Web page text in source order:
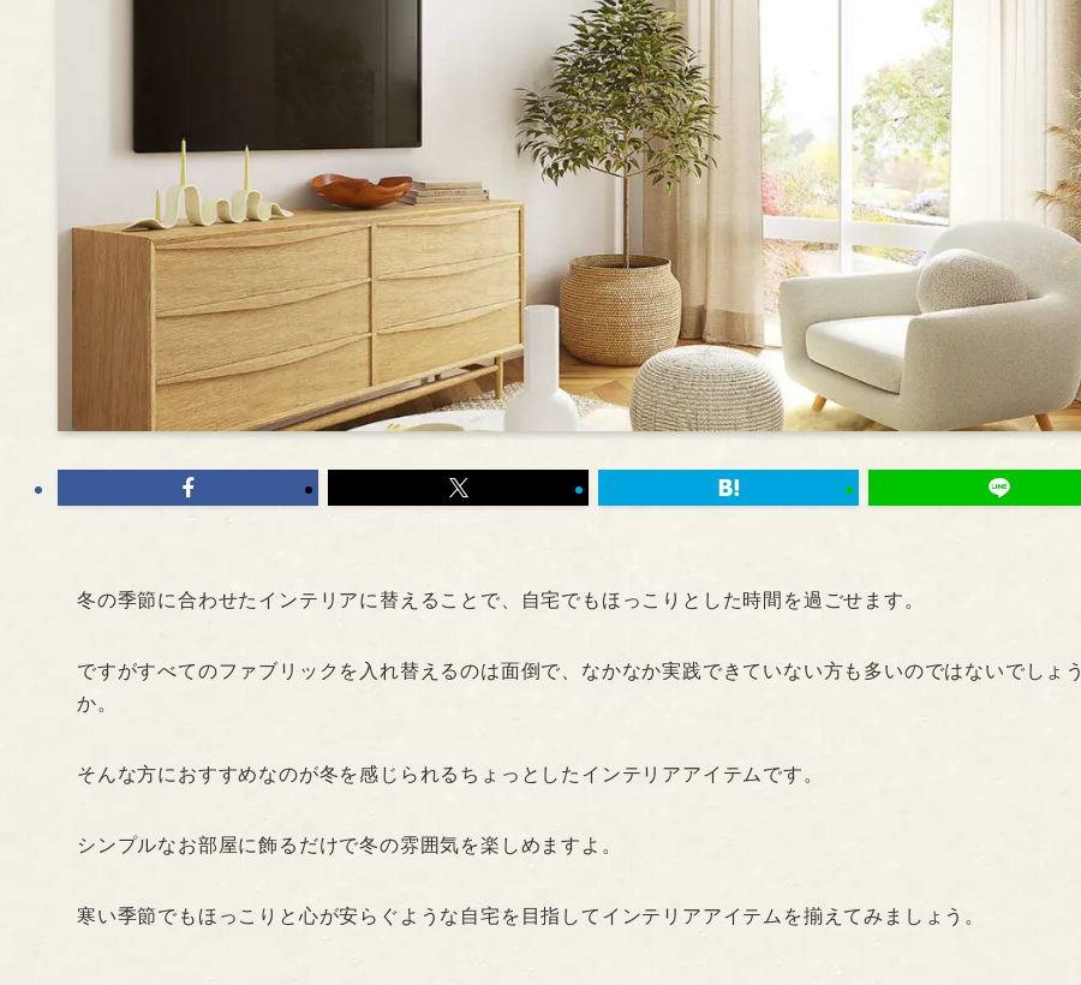
冬の季節に合わせたインテリアに替えることで、自宅でもほっこりとした時間を過ごせます。
ですがすべてのファブリックを入れ替えるのは面倒で、なかなか実践できていない方も多いのではないでしょう
か。
そんな方におすすめなのが冬を感じられるちょっとしたインテリアアイテムです。
シンプルなお部屋に飾るだけで冬の雰囲気を楽しめますよ。
寒い季節でもほっこりと心が安らぐような自宅を目指してインテリアアイテムを揃えてみましょう。